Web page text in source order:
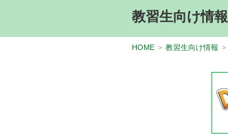
教習生向け情報
HOME > 教習生向け情報 >